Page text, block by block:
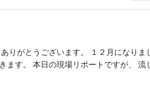
りがとうございます。 １２月になりま
ます。 本日の現場リポートですが、 流